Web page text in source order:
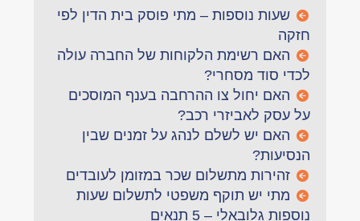
שעות נוספות – מתי פוסק בית הדין לפי
חזקה
האם רשימת הלקוחות של החברה עולה
לכדי סוד מסחרי?
האם יחול צו ההרחבה בענף המוסכים
על עסק לאביזרי רכב?
האם יש לשלם לנהג על זמנים שבין
הנסיעות?
זהירות מתשלום שכר במזומן לעובדים
מתי יש תוקף משפטי לתשלום שעות
נוספות גלובאלי – 5 תנאים